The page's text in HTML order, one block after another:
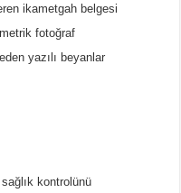
ikametgah belgesi
fotoğraf
yazılı beyanlar
kontrolünü